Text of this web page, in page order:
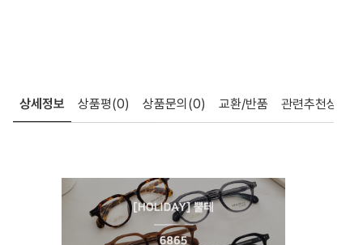
상세정보 상품평(0) 상품문의 (0) 교환/반품 관련추천상품